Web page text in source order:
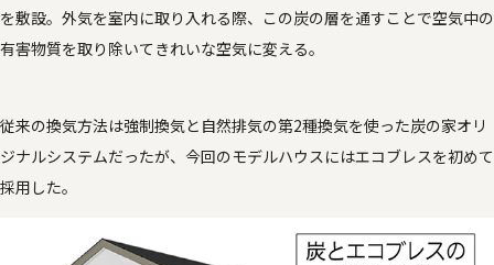
を敷設。外気を室内に取り入れる際、この炭の層を通すことで空気中の
有害物質を取り除いてきれいな空気に変える。
従来の換気方法は強制換気と自然排気の第2種換気を使った炭の家オリ
ジナルシステムだったが、今回のモデルハウスにはエコブレスを初めて
採用した。